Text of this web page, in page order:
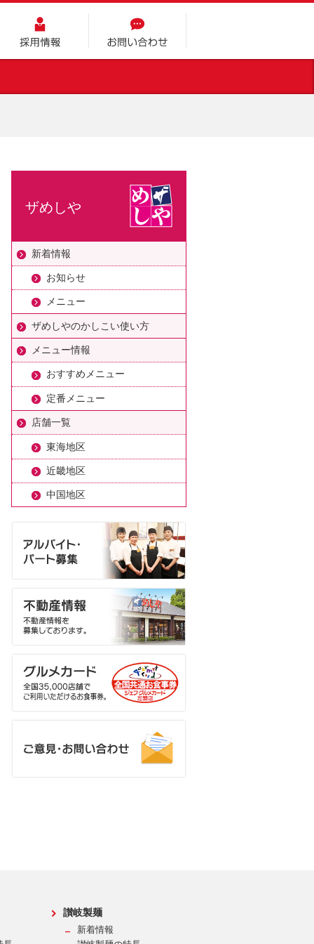
採用情報 お問い合わせ
ザめしや
新着情報
お知らせ
メニュー
ザめしやのかしこい使い方
メニュー情報
おすすめメニュー
定番メニュー
店舗一覧
東海地区
近畿地区
中国地区
讃岐製麺
新着情報